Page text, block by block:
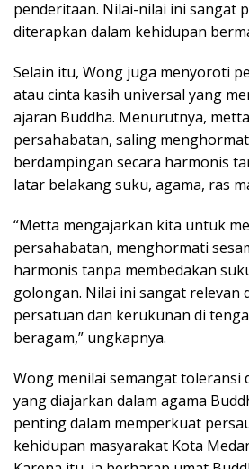
penderitaan. Nilai-nilai ini sangat
diterapkan dalam kehidupan
Selain itu, Wong juga menyoroti
atau cinta kasih universal yang
ajaran Buddha. Menurutnya,
persahabatan, saling
berdampingan secara harmonis
latar belakang suku, agama, ras
“Metta mengajarkan kita untuk
persahabatan, menghormati
harmonis tanpa membedakan
golongan. Nilai ini sangat relevan
persatuan dan kerukunan di
beragam,” ungkapnya.
Wong menilai semangat toleransi
yang diajarkan dalam agama
penting dalam memperkuat
kehidupan masyarakat Kota